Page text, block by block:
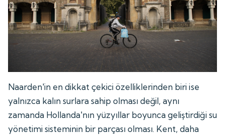
Naarden'in en dikkat çekici özelliklerinden biri ise
yalnızca kalın surlara sahip olması değil, aynı
zamanda Hollanda'nın yüzyıllar boyunca geliştirdiği su
yönetimi sisteminin bir parçası olması. Kent, daha